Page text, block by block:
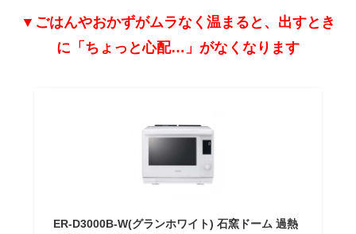
▼ごはんやおかずがムラなく温まると、出すとき
に「ちょっと心配…」がなくなります
ER-D3000B-W(グランホワイト) 石窯ドーム 過熱